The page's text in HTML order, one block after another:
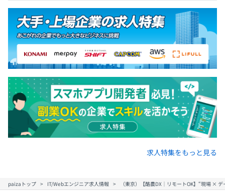
求人特集をもっと見る
paizaトップ IT/Webエンジニア求人情報 （東京）【酪農DX｜リモートOK】“現場 ×